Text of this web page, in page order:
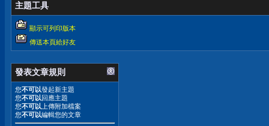
主題工具
顯示可列印版本
傳送本頁給好友
發表文章規則
您不可以發起新主題
您不可以回應主題
您不可以 上傳附加檔案
您不可以編輯您的文章